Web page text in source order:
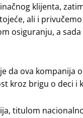
klijenta,
ali i
osiguranju, a
da ova kompanija
kroz brigu o deci i
titulom